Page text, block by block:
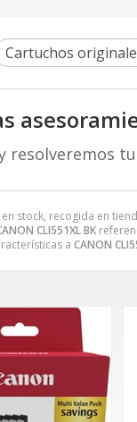
stock, recogida en
CLI551XL BK
a CANON
Cartuchos
resolveremos